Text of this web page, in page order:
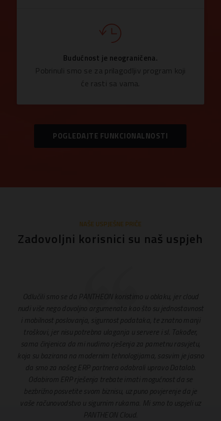
Budućnost je neograničena.
Pobrinuli smo se za prilagodljiv program koji
će rasti sa vama.
POGLEDAJTE FUNKCIONALNOSTI
NAŠE USPJEŠNE PRIČE
Zadovoljni korisnici su naš uspjeh
Odlučili smo se da PANTHEON koristimo u oblaku, jer cloud
nudi više nego dovoljno argumenata kao što su jednostavnost
i mobilnost poslovanja, sigurnost podataka, te znatno manji
troškovi, jer nisu potrebna ulaganja u servere i sl. Također,
sama činjenica da mi nudimo rješenja za pametnu rasvjetu,
koja su bazirana na modernim tehnologijama, sasvim je jasno
da smo za našeg ERP partnera odabrali upravo Datalab.
Odabirom ERP rješenja trebate imati mogućnost da se
bezbrižno posvetite svom biznisu, uz puno povjerenje da je
vaše računovodstvo u sigurnim rukama. Mi smo to uspjeli uz
PANTHEON Cloud.